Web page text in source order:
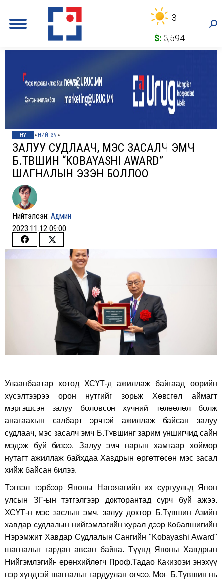
3
$: 3,594
НҮҮР » НИЙГЭМ »
ЗАЛУУ СУДЛААЧ, МЭС ЗАСАЛЧ ЭМЧ
Б.ТҮВШИН “KOBAYASHI AWARD”
ШАГНАЛЫН ЭЗЭН БОЛЛОО
Нийтэлсэн: Админ
2023.11.12 09:00
Share
on
Facebook
Share
Twitter
Улаанбаатар хотод ХСҮТ-д ажиллаж байгаад өөрийн
хүсэлтээрээ орон нутгийг зорьж Хөвсгөл аймагт
мэргэшсэн залуу боловсон хүчний төлөөлөл болж
анагаахын салбарт эрчтэй ажиллаж байсан залуу
судлаач, мэс засалч эмч Б.Түвшинг зарим уншигчид сайн
мэдэж буй бизээ. Залуу эмч нарын хамтаар хоймор
нутагт ажиллаж байхдаа Хавдрын өргөтгөсөн мэс засал
хийж байсан билээ.
Тэгвэл тэрбээр Японы Нагояагийн их сургуульд Япон
улсын ЗГ-ын тэтгэлгээр докторантад сурч буй ажээ.
ХСҮТ-н мэс заслын эмч, залуу доктор Б.Түвшин Азийн
хавдар судлалын нийгэмлэгийн хурал дээр Кобаяшигийн
Нэрэмжит Хавдар Судлалын Сангийн "Kobayashi Award"
шагналыг гардан авсан байна. Түүнд Японы Хавдрын
Нийгэмлэгийн ерөнхийлөгч Проф.Тадао Какизоэи энэхүү
нэр хүндтэй шагналыг гардуулан өгчээ. Мөн Б.Түвшин нь